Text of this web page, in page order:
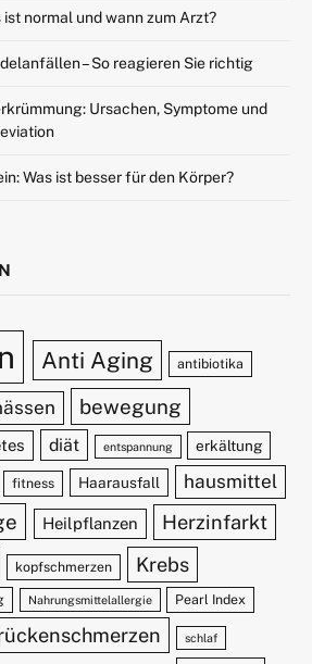
ist normal und wann zum Arzt?
– So reagieren Sie richtig
Ursachen, Symptome und
Was ist besser für den Körper?
Anti Aging antibiotika
bewegung
diät entspannung erkältung
fitness Haarausfall hausmittel
Heilpflanzen Herzinfarkt
kopfschmerzen Krebs
Nahrungsmittelallergie Pearl Index
schlaf